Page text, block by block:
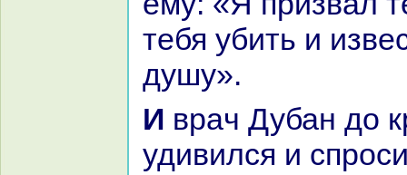
тебя убить и
душу».
И вpaч Дубан до кpaйности
удивился и